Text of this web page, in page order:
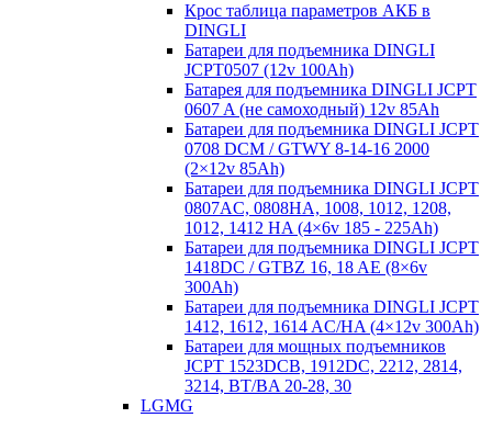
Крос таблица параметров АКБ в
DINGLI
Батареи для подъемника DINGLI
JCPT0507 (12v 100Ah)
Батарея для подъемника DINGLI JCPT
0607 A (не самоходный) 12v 85Ah
Батареи для подъемника DINGLI JCPT
0708 DCM / GTWY 8-14-16 2000
(2×12v 85Ah)
Батареи для подъемника DINGLI JCPT
0807AC, 0808HA, 1008, 1012, 1208,
1012, 1412 HA (4×6v 185 - 225Ah)
Батареи для подъемника DINGLI JCPT
1418DC / GTBZ 16, 18 AE (8×6v
300Ah)
Батареи для подъемника DINGLI JCPT
1412, 1612, 1614 AC/HA (4×12v 300Ah)
Батареи для мощных подъемников
JCPT 1523DCB, 1912DC, 2212, 2814,
3214, BT/BA 20-28, 30
LGMG